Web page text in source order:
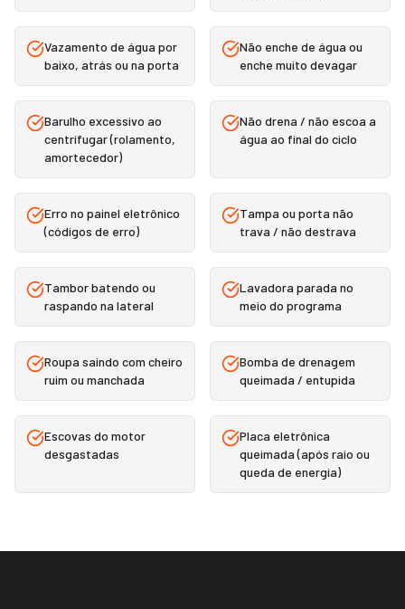
Vazamento de água por
baixo, atrás ou na porta
Não enche de água ou
enche muito devagar
Barulho excessivo ao
centrifugar (rolamento,
amortecedor)
Não drena / não escoa a
água ao final do ciclo
Erro no painel eletrônico
(códigos de erro)
Tampa ou porta não
trava / não destrava
Tambor batendo ou
raspando na lateral
Lavadora parada no
meio do programa
Roupa saindo com cheiro
ruim ou manchada
Bomba de drenagem
queimada / entupida
Escovas do motor
desgastadas
Placa eletrônica
queimada (após raio ou
queda de energia)